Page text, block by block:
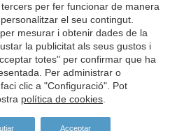
per fer funcionar de manera
el seu contingut.
mesurar i obtenir dades de la
la publicitat als seus gustos i
totes" per confirmar que ha
Per administrar o
clic a "Configuració". Pot
política de cookies.
Acceptar
Acceptar totes